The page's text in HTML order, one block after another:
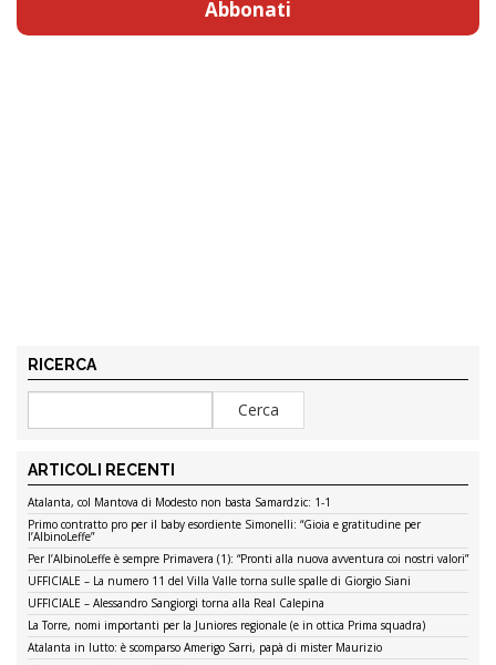
Abbonati
RICERCA
ARTICOLI RECENTI
Atalanta, col Mantova di Modesto non basta Samardzic: 1-1
Primo contratto pro per il baby esordiente Simonelli: “Gioia e gratitudine per
l’AlbinoLeffe”
Per l’AlbinoLeffe è sempre Primavera (1): “Pronti alla nuova avventura coi nostri valori”
UFFICIALE – La numero 11 del Villa Valle torna sulle spalle di Giorgio Siani
UFFICIALE – Alessandro Sangiorgi torna alla Real Calepina
La Torre, nomi importanti per la Juniores regionale (e in ottica Prima squadra)
Atalanta in lutto: è scomparso Amerigo Sarri, papà di mister Maurizio